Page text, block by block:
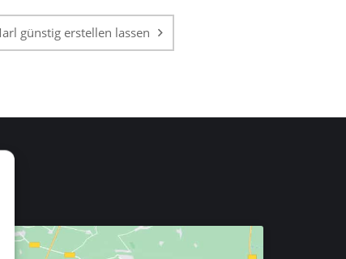
günstig erstellen lassen